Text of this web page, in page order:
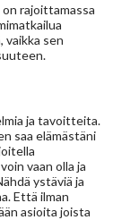
rajoittamassa
vaikka sen
ja tavoitteita.
saa elämästäni
vaan olla ja
ystäviä ja
Että ilman
asioita joista